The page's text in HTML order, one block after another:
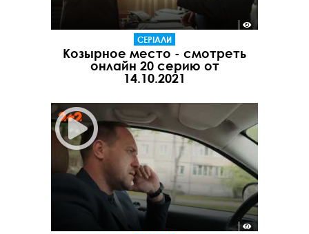
СЕРІАЛИ
Козырное место - смотреть
онлайн 20 серию от
14.10.2021